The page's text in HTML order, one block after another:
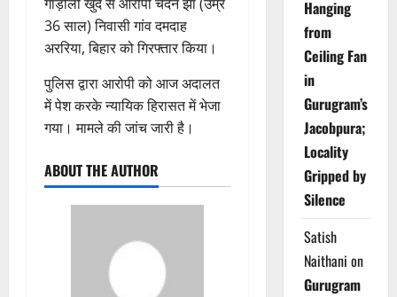
36 साल) निवासी गांव दमदाह
अररिया, बिहार को गिरफ्तार किया।
पुलिस द्वारा आरोपी को आज अदालत
में पेश करके न्यायिक हिरासत में भेजा
गया। मामले की जांच जारी है।
ABOUT THE AUTHOR
Hanging
from
Ceiling Fan
in
Gurugram’s
Jacobpura;
Locality
Gripped by
Silence
Satish
Naithani on
Gurugram